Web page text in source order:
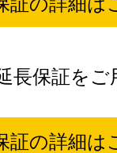
長保証を
証の詳細は